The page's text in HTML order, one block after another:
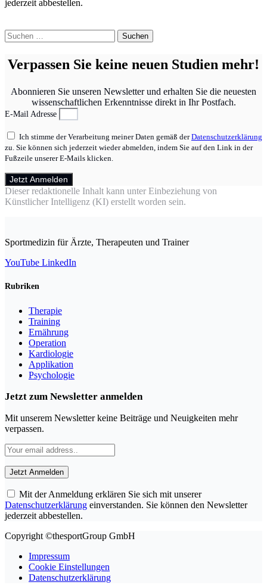
jederzeit abbestellen.
Suchen
nach:
Verpassen Sie keine neuen Studien mehr!
Abonnieren Sie unseren Newsletter und erhalten Sie die neuesten
wissenschaftlichen Erkenntnisse direkt in Ihr Postfach.
E-Mail Adresse
Ich stimme der Verarbeitung meiner Daten gemäß derDatenschutzerklärung
zu. Sie können sich jederzeit wieder abmelden, indem Sie auf den Link in der
Fußzeile unserer E-Mails klicken.
Jetzt Anmelden
Dieser redaktionelle Inhalt kann unter Einbeziehung von
Künstlicher Intelligenz (KI) erstellt worden sein.
Sportmedizin für Ärzte, Therapeuten und Trainer
YouTube LinkedIn
Rubriken
Therapie
Training
Ernährung
Operation
Kardiologie
Applikation
Psychologie
Jetzt zum Newsletter anmelden
Mit unserem Newsletter keine Beiträge und Neuigkeiten mehr
verpassen.
Mit der Anmeldung erklären Sie sich mit unserer
Datenschutzerklärung einverstanden. Sie können den Newsletter
jederzeit abbestellen.
Copyright ©thesportGroup GmbH
Impressum
Cookie Einstellungen
Datenschutzerklärung